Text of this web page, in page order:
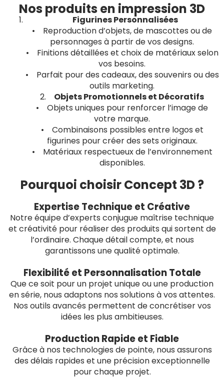
Nos produits en impression 3D
Figurines Personnalisées
• Reproduction d’objets, de mascottes ou de
personnages à partir de vos designs.
• Finitions détaillées et choix de matériaux selon
vos besoins.
• Parfait pour des cadeaux, des souvenirs ou des
outils marketing.
2. Objets Promotionnels et Décoratifs
• Objets uniques pour renforcer l’image de
votre marque.
• Combinaisons possibles entre logos et
figurines pour créer des sets originaux.
• Matériaux respectueux de l’environnement
disponibles.
Pourquoi choisir Concept 3D ?
Expertise Technique et Créative
Notre équipe d’experts conjugue maîtrise technique
et créativité pour réaliser des produits qui sortent de
l’ordinaire. Chaque détail compte, et nous
garantissons une qualité optimale.
Flexibilité et Personnalisation Totale
Que ce soit pour un projet unique ou une production
en série, nous adaptons nos solutions à vos attentes.
Nos outils avancés permettent de concrétiser vos
idées les plus ambitieuses.
Production Rapide et Fiable
Grâce à nos technologies de pointe, nous assurons
des délais rapides et une précision exceptionnelle
pour chaque projet.